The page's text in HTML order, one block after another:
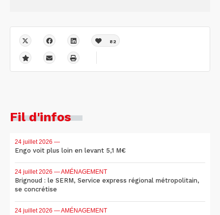
82
Fil d'infos
24 juillet 2026 —
Engo voit plus loin en levant 5,1 M€
24 juillet 2026 — AMÉNAGEMENT
Brignoud : le SERM, Service express régional métropolitain,
se concrétise
24 juillet 2026 — AMÉNAGEMENT